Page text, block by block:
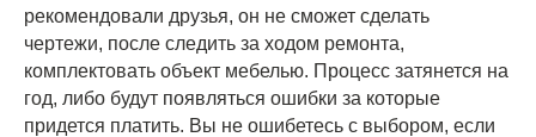
рекомендовали друзья, он не сможет сделать
чертежи, после следить за ходом ремонта,
комплектовать объект мебелью. Процесс затянется на
год, либо будут появляться ошибки за которые
придется платить. Вы не ошибетесь с выбором, если